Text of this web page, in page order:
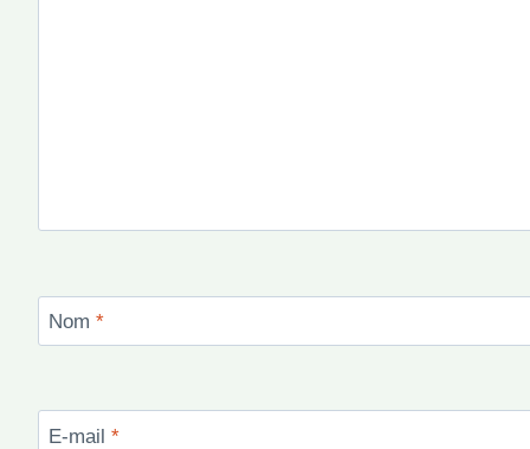
Nom *
E-mail *